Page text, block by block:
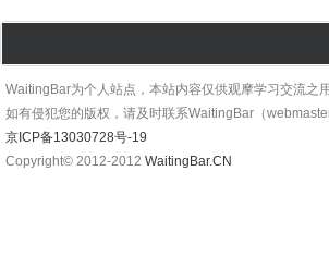
WaitingBar为个人站点，本站内容仅供观摩学习交流之
如有侵犯您的版权，请及时联系WaitingBar（
京ICP备13030728号-19
Copyright© 2012-2012 WaitingBar.CN